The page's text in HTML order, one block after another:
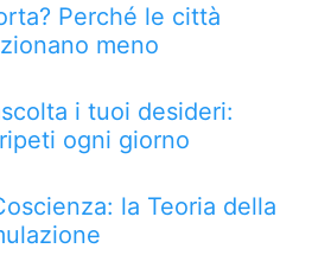
Perché le città
meno
i tuoi desideri:
ogni giorno
la Teoria della